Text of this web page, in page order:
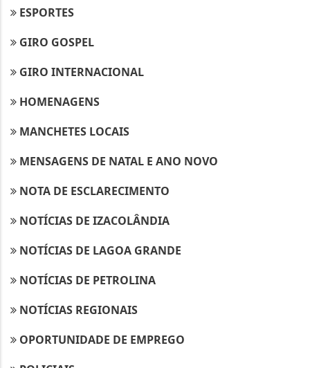
ESPORTES
GIRO GOSPEL
GIRO INTERNACIONAL
HOMENAGENS
MANCHETES LOCAIS
MENSAGENS DE NATAL E ANO NOVO
NOTA DE ESCLARECIMENTO
NOTÍCIAS DE IZACOLÂNDIA
NOTÍCIAS DE LAGOA GRANDE
NOTÍCIAS DE PETROLINA
NOTÍCIAS REGIONAIS
OPORTUNIDADE DE EMPREGO